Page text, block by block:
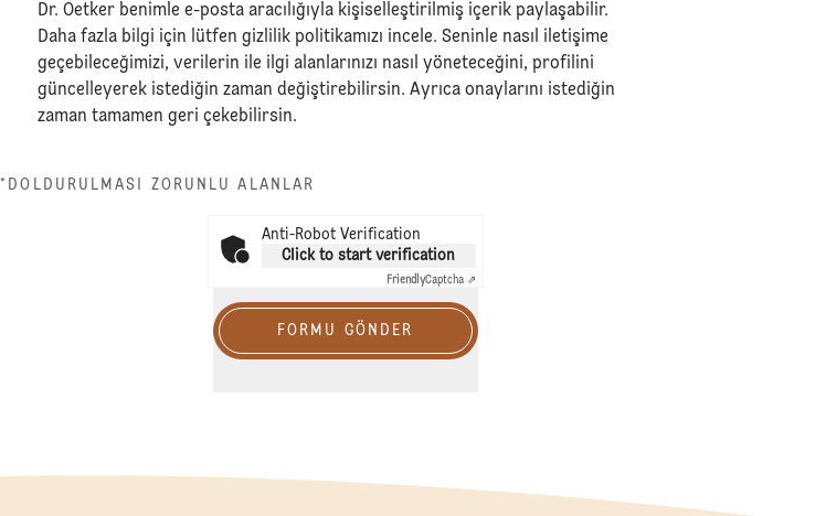
Dr. Oetker benimle e-posta aracılığıyla kişiselleştirilmiş içerik paylaşabilir.
Daha fazla bilgi için lütfengizlilik politikamızı incele. Seninle nasıl iletişime
geçebileceğimizi, verilerin ile ilgi alanlarınızı nasıl yöneteceğini, profilini
güncelleyerek istediğin zaman değiştirebilirsin. Ayrıca onaylarını istediğin
zaman tamamen geri çekebilirsin.
*DOLDURULMASI ZORUNLU ALANLAR
Anti-Robot Verification
Click to start verification
FriendlyCaptcha ⇗
FORMU GÖNDER